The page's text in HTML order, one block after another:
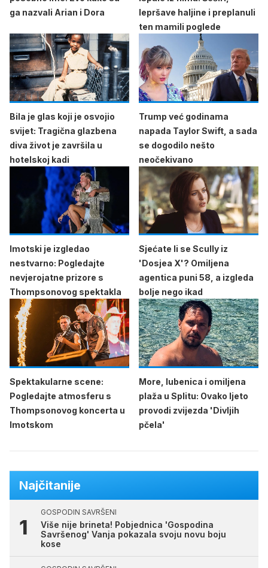
ga nazvali Arian i Dora
lepršave haljine i preplanuli
ten mamili poglede
Bila je glas koji je osvojio
svijet: Tragična glazbena
diva život je završila u
hotelskoj kadi
Trump već godinama
napada Taylor Swift, a sada
se dogodilo nešto
neočekivano
Imotski je izgledao
nestvarno: Pogledajte
nevjerojatne prizore s
Thompsonovog spektakla
Sjećate li se Scully iz
'Dosjea X'? Omiljena
agentica puni 58, a izgleda
bolje nego ikad
Spektakularne scene:
Pogledajte atmosferu s
Thompsonovog koncerta u
Imotskom
More, lubenica i omiljena
plaža u Splitu: Ovako ljeto
provodi zvijezda 'Divljih
pčela'
Najčitanije
GOSPODIN SAVRŠENI
Više nije brineta! Pobjednica 'Gospodina
Savršenog' Vanja pokazala svoju novu boju
kose